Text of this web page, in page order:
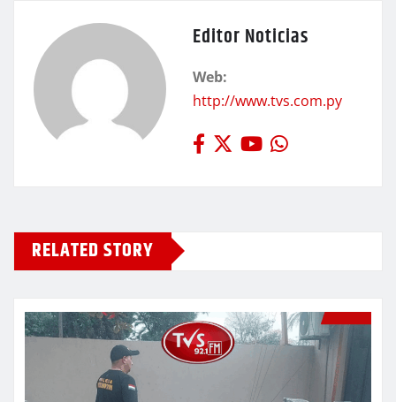
Editor Noticias
Web:
http://www.tvs.com.py
RELATED STORY